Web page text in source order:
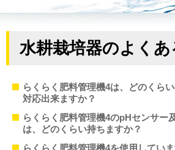
水耕栽培器のよくあ
らくらく肥料管理機4は、どのくら
対応出来ますか？
らくらく肥料管理機4のpHセンサー
は、どのくらい持ちますか？
らくらく肥料管理機4を使用してい